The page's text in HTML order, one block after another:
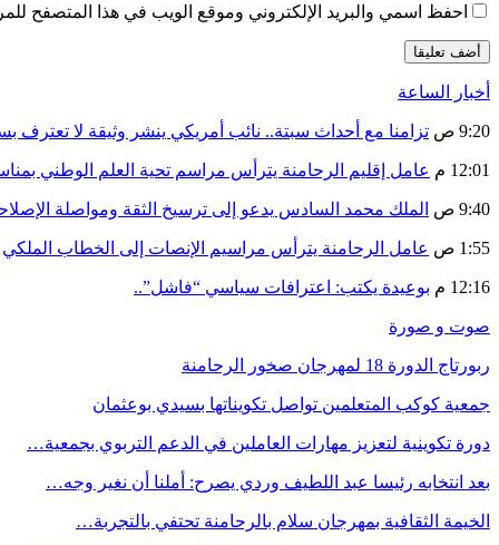
احفظ اسمي والبريد الإلكتروني وموقع الويب في هذا المتصفح
أخبار الساعة
9:20 ص تزامنا مع أحداث سبتة.. نائب أمريكي ينشر وثيقة لا تعترف
12:01 م عامل إقليم الرحامنة يترأس مراسم تحية العلم الوطني
9:40 ص الملك محمد السادس يدعو إلى ترسيخ الثقة ومواصلة
1:55 ص عامل الرحامنة يترأس مراسيم الإنصات إلى الخطاب الملكي
12:16 م بوعيدة يكتب: اعترافات سياسي “فاشل”..
صوت و صورة
ربورتاج الدورة 18 لمهرجان صخور الرحامنة
جمعية كوكب المتعلمين تواصل تكويناتها بسيدي بوعثمان
دورة تكوينية لتعزيز مهارات العاملين في الدعم التربوي بجمعية…
بعد انتخابه رئيسا عبد اللطيف وردي يصرح: أملنا أن نغير وجه…
الخيمة الثقافية بمهرجان سلام بالرحامنة تحتفي بالتجربة…